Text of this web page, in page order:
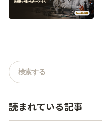
記事を検索
読まれている記事